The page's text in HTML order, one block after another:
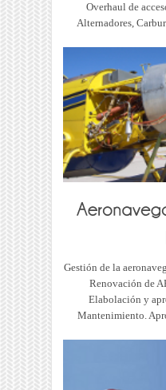
Overhaul de
Alternadores,
Gestión de la
Renovación de
Elabolación y
Mantenimiento.